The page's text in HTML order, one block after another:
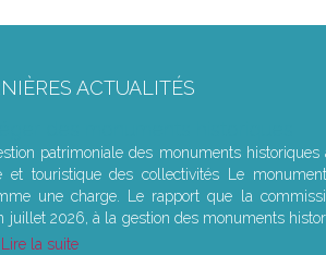
ACTUALITÉS
patrimoniale des monuments
et touristique des collectivités Le
une charge. Le rapport que la
juillet 2026, à la gestion des monuments
Lire la suite